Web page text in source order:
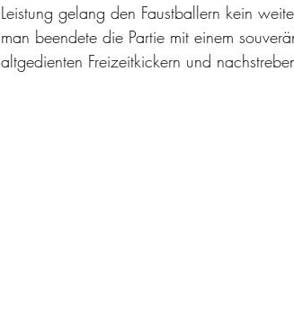
Leistung gelang den Faustballern kein
man beendete die Partie mit einem
altgedienten Freizeitkickern und